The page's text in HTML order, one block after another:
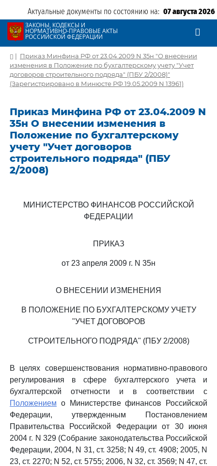
Актуальные документы по состоянию на: 07 августа 2026
ЗАКОНЫ, КОДЕКСЫ И
НОРМАТИВНО-ПРАВОВЫЕ АКТЫ
РОССИЙСКОЙ ФЕДЕРАЦИИ
| Приказ Минфина РФ от 23.04.2009 N 35н "О внесении
изменения в Положение по бухгалтерскому учету "Учет
договоров строительного подряда" (ПБУ 2/2008)"
(Зарегистрировано в Минюсте РФ 19.05.2009 N 13961)
Приказ Минфина РФ от 23.04.2009 N
35н О внесении изменения в
Положение по бухгалтерскому
учету "Учет договоров
строительного подряда" (ПБУ
2/2008)
МИНИСТЕРСТВО ФИНАНСОВ РОССИЙСКОЙ
ФЕДЕРАЦИИ
ПРИКАЗ
от 23 апреля 2009 г. N 35н
О ВНЕСЕНИИ ИЗМЕНЕНИЯ
В ПОЛОЖЕНИЕ ПО БУХГАЛТЕРСКОМУ УЧЕТУ
"УЧЕТ ДОГОВОРОВ
СТРОИТЕЛЬНОГО ПОДРЯДА" (ПБУ 2/2008)
В целях совершенствования нормативно-правового
регулирования в сфере бухгалтерского учета и
бухгалтерской отчетности и в соответствии с
Положением о Министерстве финансов Российской
Федерации, утвержденным Постановлением
Правительства Российской Федерации от 30 июня
2004 г. N 329 (Собрание законодательства Российской
Федерации, 2004, N 31, ст. 3258; N 49, ст. 4908; 2005, N
23, ст. 2270; N 52, ст. 5755; 2006, N 32, ст. 3569; N 47, ст.